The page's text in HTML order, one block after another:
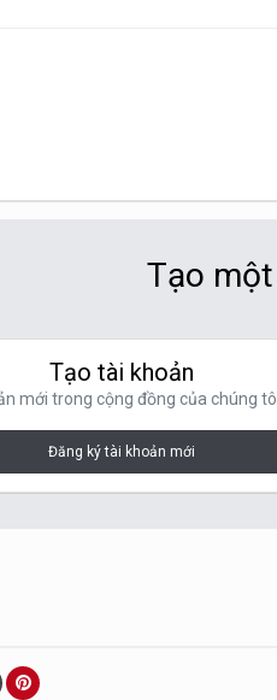
Tạo
Tạo tài khoản
mới trong cộng đồng của chúng
Đăng ký tài khoản mới